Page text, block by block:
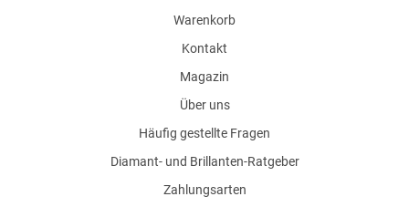
Warenkorb
Kontakt
Magazin
Über uns
Häufig gestellte Fragen
Diamant- und Brillanten-Ratgeber
Zahlungsarten